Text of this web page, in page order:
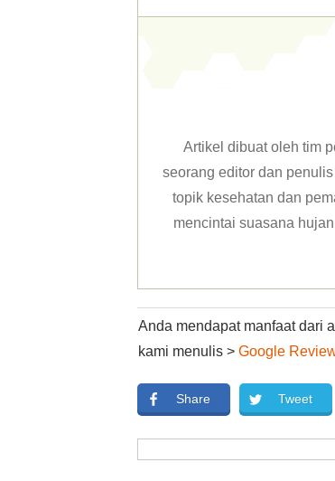
Artikel dibuat oleh tim
seorang editor dan
topik kesehatan dan
mencintai suasana
Anda mendapat manfaat dari
kami menulis > Google
Share Tweet